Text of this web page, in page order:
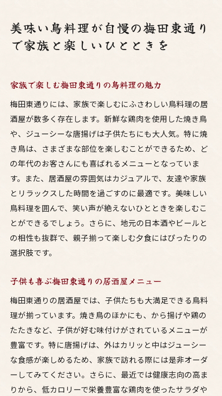
美味い鳥料理が自慢の梅田東通り
で家族と楽しいひとときを
家族で楽しむ梅田東通りの鳥料理の魅力
梅田東通りには、家族で楽しむにふさわしい鳥料理の居
酒屋が数多く存在します。新鮮な鶏肉を使用した焼き鳥
や、ジューシーな唐揚げは子供たちにも大人気。特に焼
き鳥は、さまざまな部位を楽しむことができるため、ど
の年代のお客さんにも喜ばれるメニューとなっていま
す。また、居酒屋の雰囲気はカジュアルで、友達や家族
とリラックスした時間を過ごすのに最適です。美味しい
鳥料理を囲んで、笑い声が絶えないひとときを楽しむこ
とができるでしょう。さらに、地元の日本酒やビールと
の相性も抜群で、親子揃って楽しむ夕食にはぴったりの
選択肢です。
子供も喜ぶ梅田東通りの居酒屋メニュー
梅田東通りの居酒屋では、子供たちも大満足できる鳥料
理が揃っています。焼き鳥のほかにも、から揚げや鶏の
たたきなど、子供が好む味付けがされているメニューが
豊富です。特に唐揚げは、外はカリッと中はジューシー
な食感が楽しめるため、家族で訪れる際には是非オーダ
ーしてみてください。さらに、最近では健康志向の高ま
りから、低カロリーで栄養豊富な鶏肉を使ったサラダや